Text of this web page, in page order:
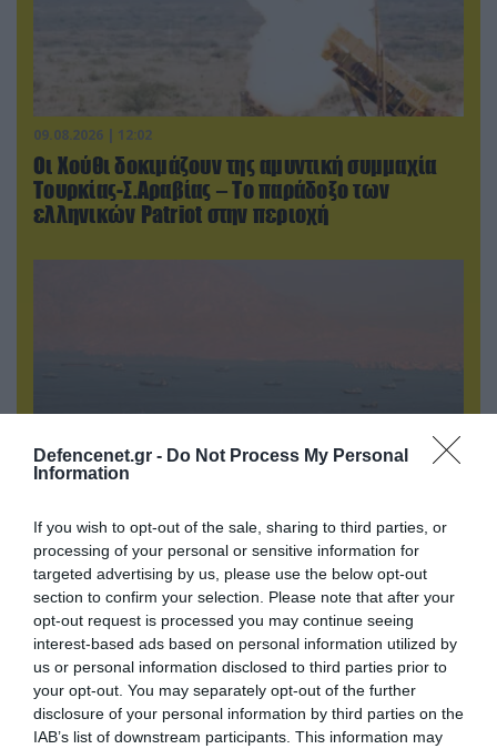
Defencenet.gr - Do Not Process My Personal
Information
If you wish to opt-out of the sale, sharing to third parties, or
processing of your personal or sensitive information for
targeted advertising by us, please use the below opt-out
section to confirm your selection. Please note that after your
opt-out request is processed you may continue seeing
interest-based ads based on personal information utilized by
us or personal information disclosed to third parties prior to
your opt-out. You may separately opt-out of the further
disclosure of your personal information by third parties on the
IAB’s list of downstream participants. This information may
09.08.2026 | 12:02
Οι Χούθι δοκιμάζουν της αμυντική συμμαχία
Τουρκίας-Σ.Αραβίας – Το παράδοξο των
ελληνικών Patriot στην περιοχή
09.08.2026 | 13:02
Το Ιράν «παγώνει» τις ΗΠΑ για άνοιγμα των
Στενών του Ορμούζ: «Δίνετε άμεσα 300
δισ.δολάρια και διόδια» (upd)